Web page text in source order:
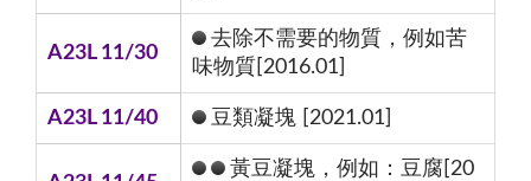
A23L 11/30
去除不需要的物質，例如苦
味物質[2016.01]
A23L 11/40 豆類凝塊 [2021.01]
黃豆凝塊，例如：豆腐[20